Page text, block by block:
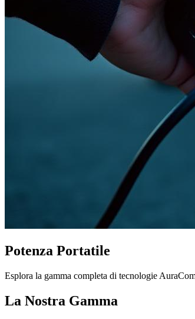
Potenza Portatile
Esplora la gamma completa di tecnologie
La Nostra Gamma